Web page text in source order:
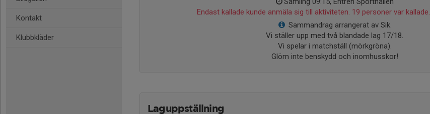
Kontakt
Klubbkläder
Endast kallade kunde anmäla sig till aktiviteten. 19 personer var kallade.
Sammandrag arrangerat av Sik.
Vi ställer upp med två blandade lag 17/18.
Vi spelar i matchställ (mörkgröna).
Glöm inte benskydd och inomhusskor!
Laguppställning